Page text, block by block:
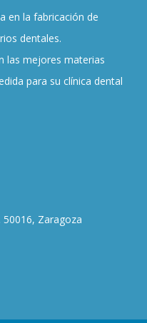
en la fabricación de
dentales.
las mejores materias
para su clínica dental
50016, Zaragoza